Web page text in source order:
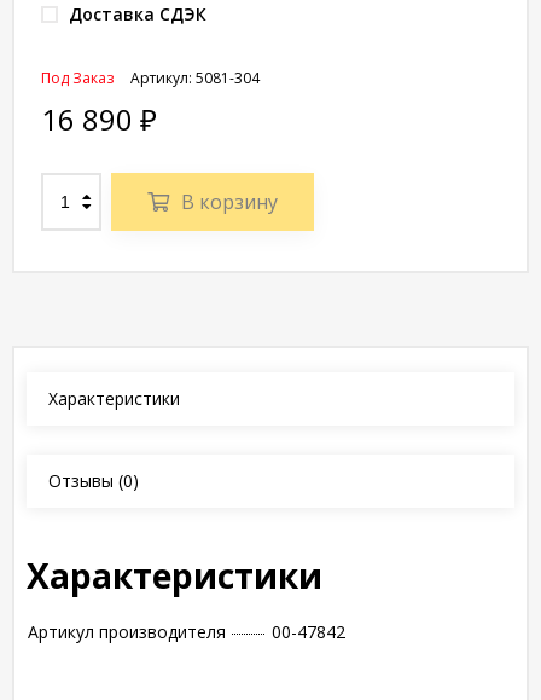
Доставка СДЭК
Артикул: 5081-304
Под Заказ
16 890 ₽
В корзину
Характеристики
Отзывы (0)
Характеристики
Артикул производителя 00-47842